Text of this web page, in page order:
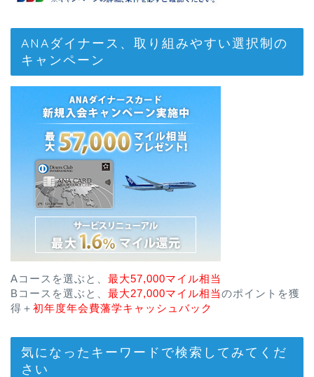
ANAダイナース、取り組みやすい選択制の
キャンペーン
Aコースを選ぶと、 最大57,000マイル相当
Bコースを選ぶと、 最大27,000マイル相当のポイントを獲
得＋ 初年度年会費藩学キャッシュバック
気になったキーワードで検索してみてくだ
さい